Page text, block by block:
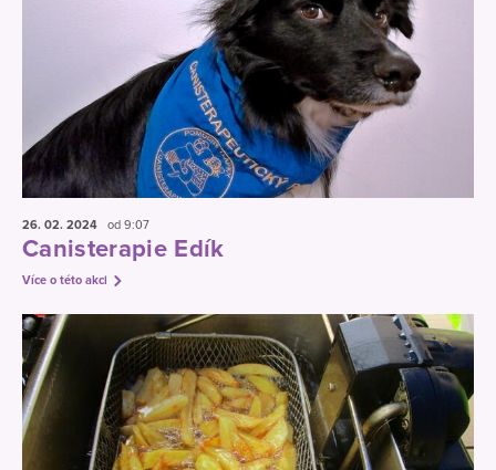
26. 02. 2024 od 9:07
Canisterapie Edík
Více o této akci